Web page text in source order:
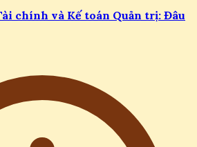
chính và Kế toán Quản trị: Đâu